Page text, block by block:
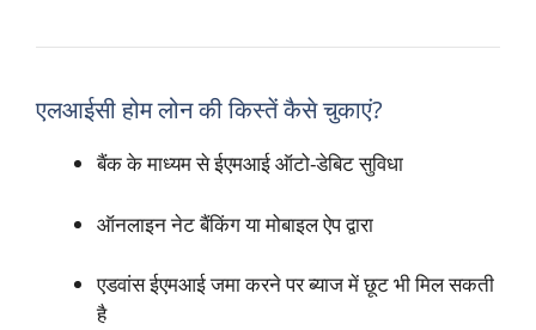
एलआईसी होम लोन की किस्तें कैसे चुकाएं?
बैंक के माध्यम से ईएमआई ऑटो-डेबिट सुविधा
ऑनलाइन नेट बैंकिंग या मोबाइल ऐप द्वारा
एडवांस ईएमआई जमा करने पर ब्याज में छूट भी मिल सकती
है